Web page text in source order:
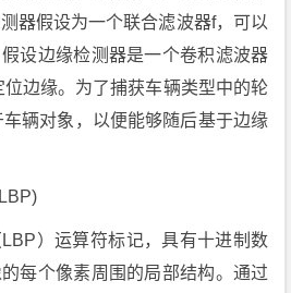
器假设为一个联合滤波器f，可以
设边缘检测器是一个卷积滤波器
边缘。为了捕获车辆类型中的轮
辆对象，以便能够随后基于边缘
）运算符标记，具有十进制数
每个像素周围的局部结构。通过